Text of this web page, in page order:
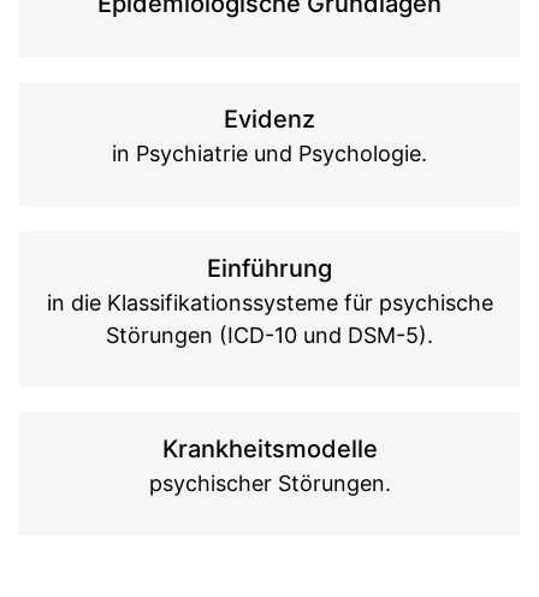
Evidenz
in Psychiatrie und Psychologie.
Einführung
in die Klassifikationssysteme für psychische
Störungen (ICD-10 und DSM-5).
Krankheitsmodelle
psychischer Störungen.